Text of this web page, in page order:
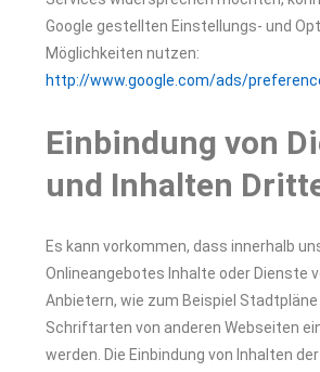
Google gestellten Einstellungs- und
Möglichkeiten nutzen:
http://www.google.com/ads/
Einbindung von
und Inhalten
Es kann vorkommen, dass innerhalb
Onlineangebotes Inhalte oder Dienste
Anbietern, wie zum Beispiel
Schriftarten von anderen Webseiten
werden. Die Einbindung von Inhalten